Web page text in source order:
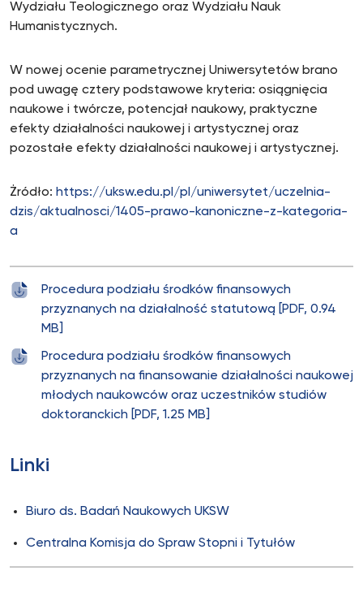
Wydziału Teologicznego oraz Wydziału Nauk
Humanistycznych.
W nowej ocenie parametrycznej Uniwersytetów brano
pod uwagę cztery podstawowe kryteria: osiągnięcia
naukowe i twórcze, potencjał naukowy, praktyczne
efekty działalności naukowej i artystycznej oraz
pozostałe efekty działalności naukowej i artystycznej.
Żródło: https://uksw.edu.pl/pl/uniwersytet/uczelnia-
dzis/aktualnosci/1405-prawo-kanoniczne-z-kategoria-
a
Procedura podziału środków finansowych
przyznanych na działalność statutową [PDF, 0.94
MB]
Procedura podziału środków finansowych
przyznanych na finansowanie działalności naukowej
młodych naukowców oraz uczestników studiów
doktoranckich [PDF, 1.25 MB]
Linki
Biuro ds. Badań Naukowych UKSW
Centralna Komisja do Spraw Stopni i Tytułów